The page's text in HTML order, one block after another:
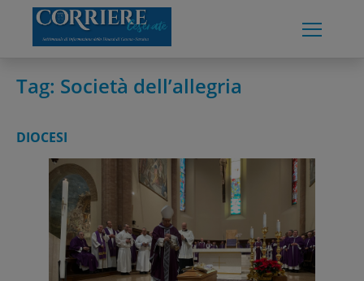
content
Tag: Società dell’allegria
DIOCESI